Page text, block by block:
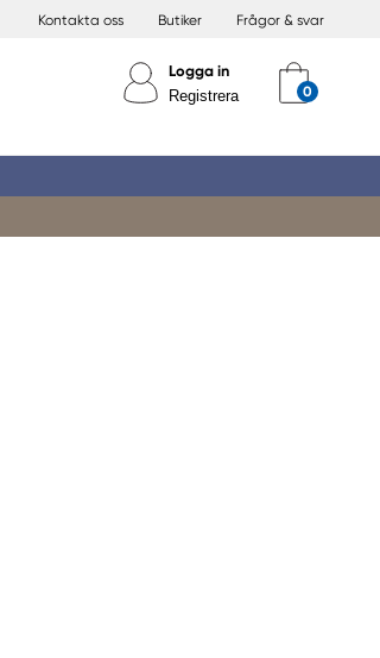
Kontakta oss Butiker Frågor & svar
Logga in
Registrera